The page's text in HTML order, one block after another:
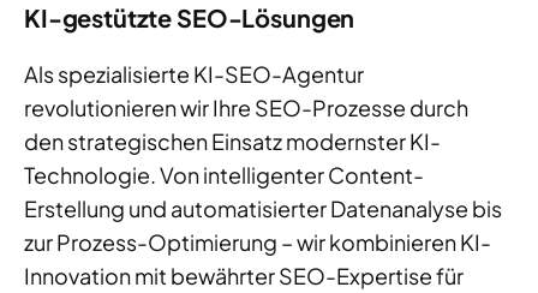
KI-gestützte SEO-Lösungen
Als spezialisierte KI-SEO-Agentur
revolutionieren wir Ihre SEO-Prozesse durch
den strategischen Einsatz modernster KI-
Technologie. Von intelligenter Content-
Erstellung und automatisierter Datenanalyse bis
zur Prozess-Optimierung – wir kombinieren KI-
Innovation mit bewährter SEO-Expertise für